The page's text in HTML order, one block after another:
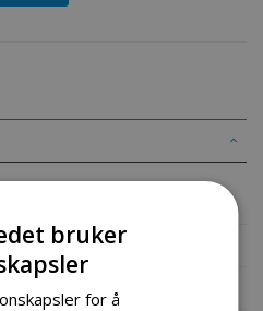
bruker
for å